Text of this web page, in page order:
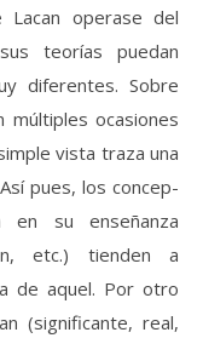
Lacan operase del
teorías puedan
diferentes. Sobre
ocasiones
vista traza una
pues, los concep-
su enseñanza
etc.) tienden a
de aquel. Por otro
(significante, real,